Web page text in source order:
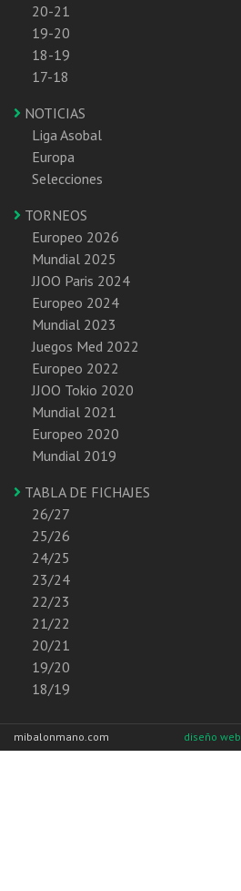
20-21
19-20
18-19
17-18
NOTICIAS
Liga Asobal
Europa
Selecciones
TORNEOS
Europeo 2026
Mundial 2025
JJOO Paris 2024
Europeo 2024
Mundial 2023
Juegos Med 2022
Europeo 2022
JJOO Tokio 2020
Mundial 2021
Europeo 2020
Mundial 2019
TABLA DE FICHAJES
26/27
25/26
24/25
23/24
22/23
21/22
20/21
19/20
18/19
mibalonmano.com diseño web